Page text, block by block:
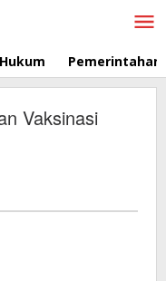
Hukum Pemerintahan
Vaksinasi